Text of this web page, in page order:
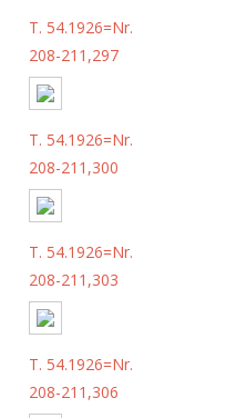
T. 54.1926=Nr.
208-211,297
T. 54.1926=Nr.
208-211,300
T. 54.1926=Nr.
208-211,303
T. 54.1926=Nr.
208-211,306